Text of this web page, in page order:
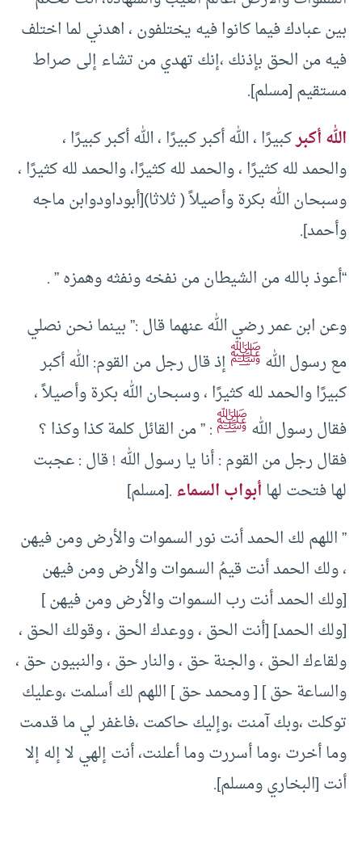
بين عبادك فيما كانوا فيه يختلفون ، اهدني لما اختلف
فيه من الحق بإذنك ،إنك تهدي من تشاء إلى صراط
مستقيم [مسلم].
الله أكبركبيرًا ، الله أكبر كبيرًا ، الله أكبر كبيرًا ،
والحمد لله كثيرًا ، والحمد لله كثيرًا، والحمد لله كثيرًا ،
وسبحان الله بكرة وأصيلاً ( ثلاثا)[أبوداودوابن ماجه
وأحمد].
“أعوذ بالله من الشيطان من نفخه ونفثه وهمزه ” .
وعن ابن عمر رضي الله عنهما قال :” بينما نحن نصلي
مع رسول اللهﷺإذ قال رجل من القوم: الله أكبر
كبيرًا والحمد لله كثيرًا ، وسبحان الله بكرة وأصيلاً ،
فقال رسول اللهﷺ: ” من القائل كلمة كذا وكذا ؟
فقال رجل من القوم : أنا يا رسول الله ! قال : عجبت
لها فتحت لهاأبواب السماء.[مسلم]
” اللهم لك الحمد أنت نور السموات والأرض ومن فيهن
، ولك الحمد أنت قيمُ السموات والأرض ومن فيهن
[ولك الحمد أنت رب السموات والأرض ومن فيهن ]
[ولك الحمد] [أنت الحق ، ووعدك الحق ، وقولك الحق ،
ولقاءك الحق ، والجنة حق ، والنار حق ، والنبيون حق ،
والساعة حق ] [ ومحمد حق ] اللهم لك أسلمت ،وعليك
توكلت ،وبك آمنت ،وإليك حاكمت ،فاغفر لي ما قدمت
وما أخرت ،وما أسررت وما أعلنت، أنت إلهي لا إله إلا
أنت [البخاري ومسلم].